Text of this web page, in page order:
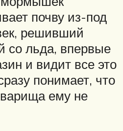
почву из-под
решивший
со льда, впервые
и видит все это
понимает, что
ему не